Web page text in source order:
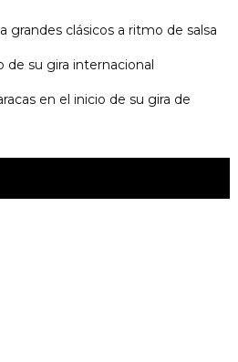
grandes clásicos a ritmo de salsa
de su gira internacional
en el inicio de su gira de